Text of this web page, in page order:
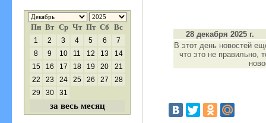
Пн Вт Ср Чт Пт Сб Вс
1 2 3 4 5 6
7
8
9 10 11 12 13
14
15
16 17 18 19 20
21
22
23 24 25 26 27
28
29
30 31
за весь месяц
28 декабря 2025 г.
В этот день новостей
что это не правильно,